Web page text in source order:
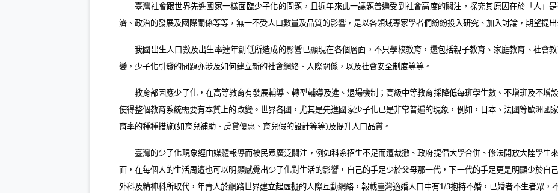
臺灣社會跟世界先進國家一樣面臨少子化的問題，且近年來此一議題普遍受到社會高度的關注，探究其原因在於「人」
濟、政治的發展及國際關係等等，無一不受人口數量及品質的影響，是以各領域專家學者們紛紛投入研究、加入討論，期望提
我國出生人口數及出生率連年創低所造成的影響已顯現在各個層面，不只學校教育，還包括親子教育、家庭教育、社會
變，少子化引發的問題亦涉及如何建立新的社會網絡、人際關係，以及社會安全制度等等。
教育部因應少子化，在高等教育有發展輔導、轉型輔導及進、退場機制；高級中等教育採降低每班學生數、不增班及不增
使得整個教育系統需要有本質上的改變。世界各國，尤其是先進國家少子化已是非常普遍的現象，例如，日本、法國等歐洲國
育率的種種措施(如育兒補助、房貸優惠、育兒假的設計等等)及提升人口品質。
臺灣的少子化現象經由媒體報導而被民眾廣泛關注，例如科系招生不足而遭裁撤、政府提倡大學合併、修法開放大陸學生
面，在每個人的生活周遭也可以明顯感覺出少子化對生活的影響，自己的手足少於父母那一代，下一代的手足更是明顯少於自
外科及精神科所取代，年青人於網路世界建立起虛擬的人際互動網絡，報載臺灣適婚人口中有1/3抱持不婚，已婚者不生者眾，